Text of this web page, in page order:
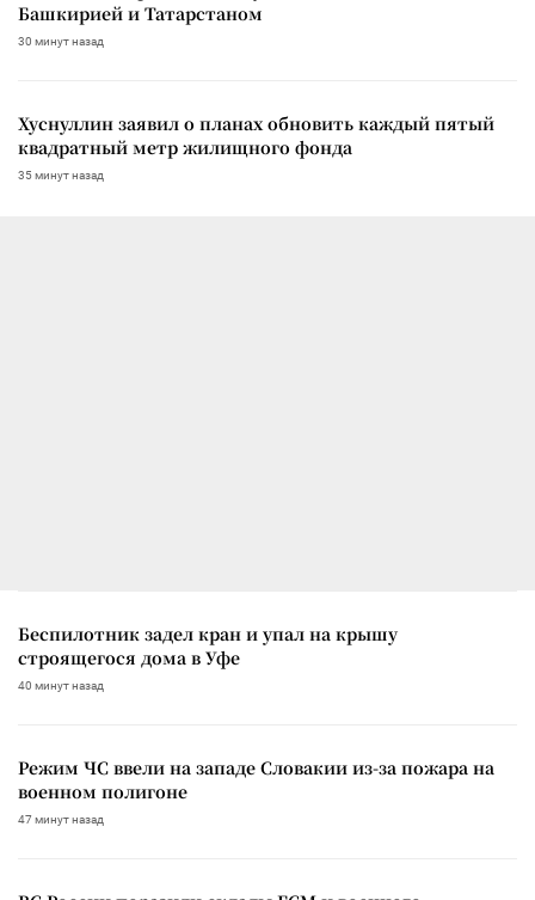
Башкирией и Татарстаном
30 минут назад
Хуснуллин заявил о планах обновить каждый пятый
квадратный метр жилищного фонда
35 минут назад
Беспилотник задел кран и упал на крышу
строящегося дома в Уфе
40 минут назад
Режим ЧС ввели на западе Словакии из-за пожара на
военном полигоне
47 минут назад